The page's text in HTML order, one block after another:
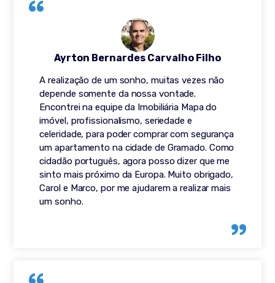
A realização de um sonho, muitas vezes não
depende somente da nossa vontade.
Encontrei na equipe da Imobiliária Mapa do
imóvel, profissionalismo, seriedade e
celeridade, para poder comprar com segurança
um apartamento na cidade de Gramado. Como
cidadão português, agora posso dizer que me
sinto mais próximo da Europa. Muito obrigado,
Carol e Marco, por me ajudarem a realizar mais
um sonho.
Ayrton Bernardes Carvalho Filho